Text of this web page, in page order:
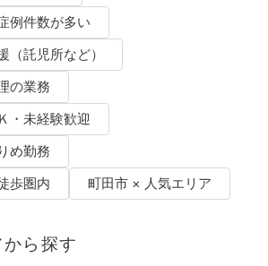
例件数が多い
（託児所など）
の業務
・未経験歓迎
め勤務
歩圏内
町田市 × 人気エリア
ら探す